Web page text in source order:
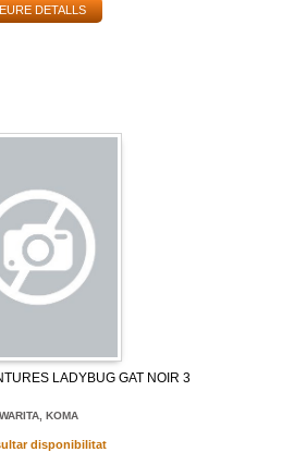
DETALLS
LADYBUG GAT NOIR 3
WARITA, KOMA
disponibilitat